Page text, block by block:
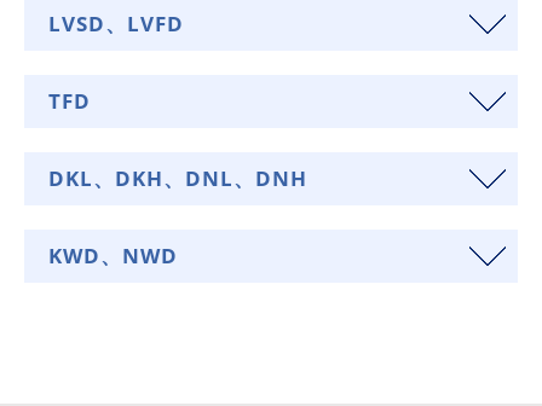
LVSD、LVFD
TFD
DKL、DKH、DNL、DNH
KWD、NWD